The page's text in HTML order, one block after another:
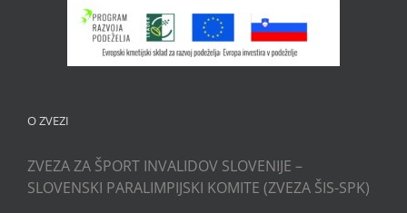
O ZVEZI
ZVEZA ZA ŠPORT INVALIDOV SLOVENIJE –
SLOVENSKI PARALIMPIJSKI KOMITE (ZVEZA ŠIS-SPK)